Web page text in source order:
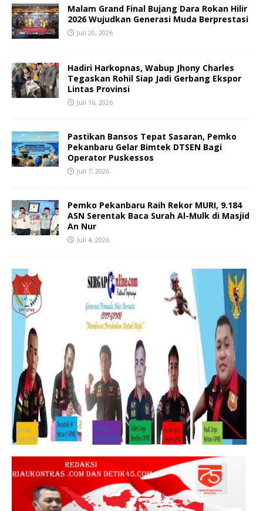
Malam Grand Final Bujang Dara Rokan Hilir
2026 Wujudkan Generasi Muda Berprestasi
Juli 20, 2026
Hadiri Harkopnas, Wabup Jhony Charles
Tegaskan Rohil Siap Jadi Gerbang Ekspor
Lintas Provinsi
Juli 16, 2026
Pastikan Bansos Tepat Sasaran, Pemko
Pekanbaru Gelar Bimtek DTSEN Bagi
Operator Puskessos
Juli 7, 2026
Pemko Pekanbaru Raih Rekor MURI, 9.184
ASN Serentak Baca Surah Al-Mulk di Masjid
An Nur
Juli 4, 2026